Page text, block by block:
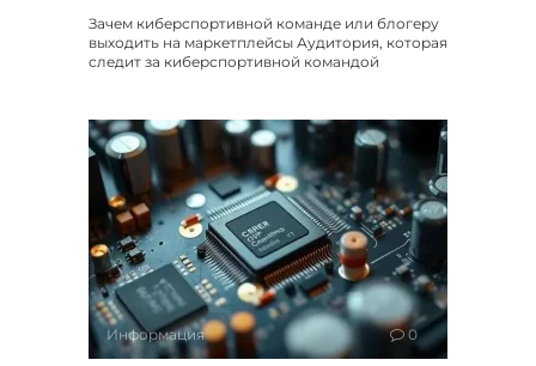
Зачем киберспортивной команде или блогеру
выходить на маркетплейсы Аудитория, которая
следит за киберспортивной командой
Информация 0